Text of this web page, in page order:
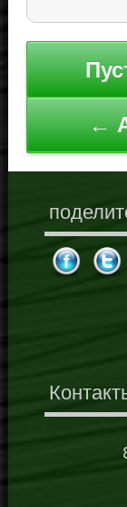
по
записям
←